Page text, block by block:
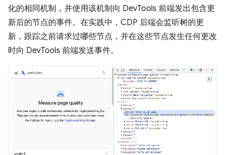
化的相同机制，并使用该机制向 DevTools 前端发出包含更
新后的节点的事件。在实践中，CDP 后端会监听树的更
新，跟踪之前请求过哪些节点，并在这些节点发生任何更改
时向 DevTools 前端发送事件。